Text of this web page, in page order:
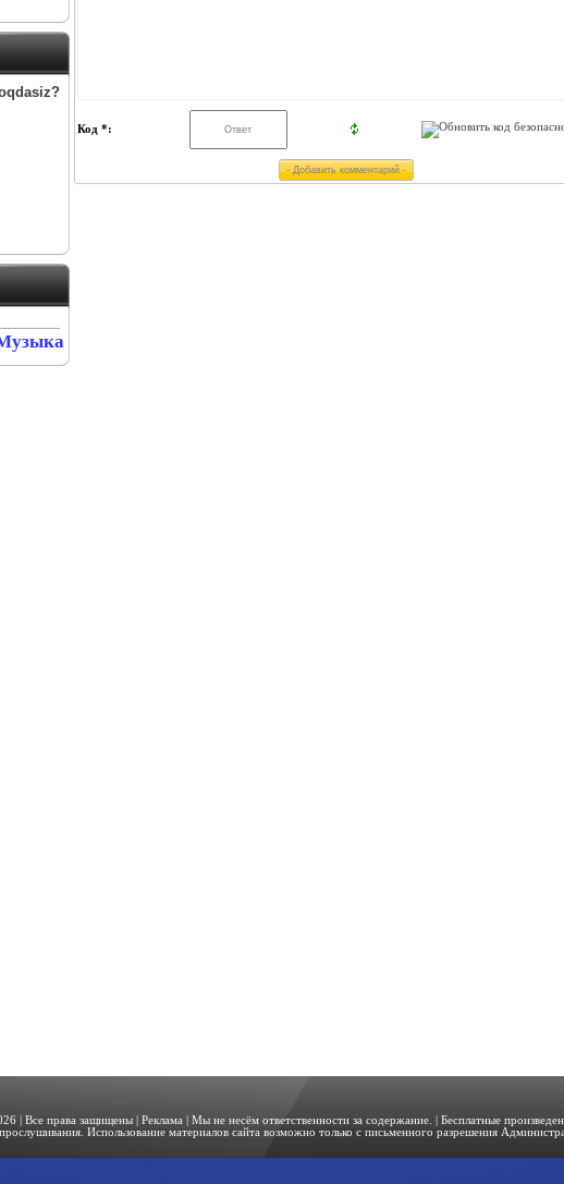
Код *:
| Все права защищены |Реклама
| Мы не несём ответственности за содержание. | Бесплатные
Использование материалов сайта возможно только с письменного разрешения